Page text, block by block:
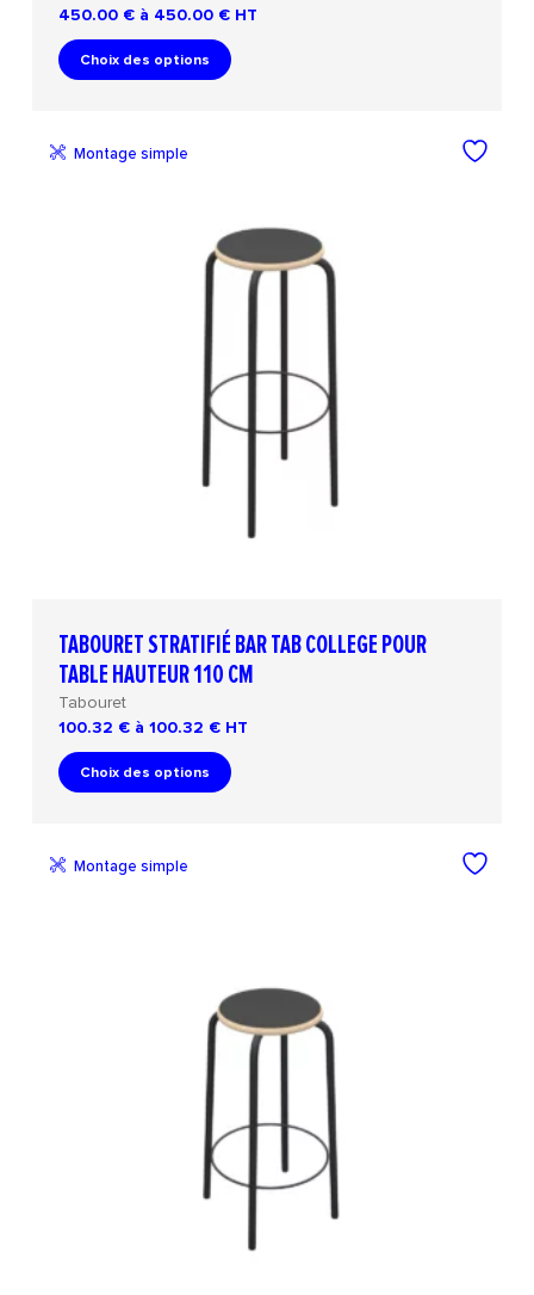
450.00 € à 450.00 € HT
Choix des options
TABOURET STRATIFIÉ BAR TAB COLLEGE POUR
TABLE HAUTEUR 110 CM
Tabouret
100.32 € à 100.32 € HT
Choix des options
Montage simple
Montage simple